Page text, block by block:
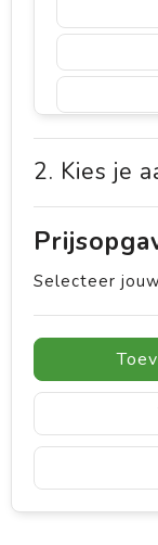
2. Kies je
Selecteer